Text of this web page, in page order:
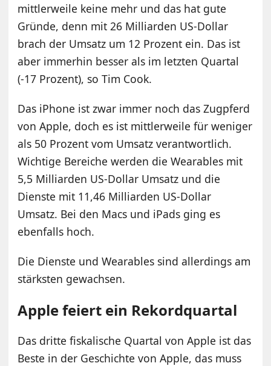
mittlerweile keine mehr und das hat gute
Gründe, denn mit 26 Milliarden US-Dollar
brach der Umsatz um 12 Prozent ein. Das ist
aber immerhin besser als im letzten Quartal
(-17 Prozent), so Tim Cook.
Das iPhone ist zwar immer noch das Zugpferd
von Apple, doch es ist mittlerweile für weniger
als 50 Prozent vom Umsatz verantwortlich.
Wichtige Bereiche werden die Wearables mit
5,5 Milliarden US-Dollar Umsatz und die
Dienste mit 11,46 Milliarden US-Dollar
Umsatz. Bei den Macs und iPads ging es
ebenfalls hoch.
Die Dienste und Wearables sind allerdings am
stärksten gewachsen.
Apple feiert ein Rekordquartal
Das dritte fiskalische Quartal von Apple ist das
Beste in der Geschichte von Apple, das muss